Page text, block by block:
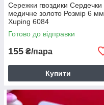
Сережки гвоздики Сердечки
медичне золото Розмір 6 мм
Xuping 6084
Готово до відправки
155 ₴/пара
Купити